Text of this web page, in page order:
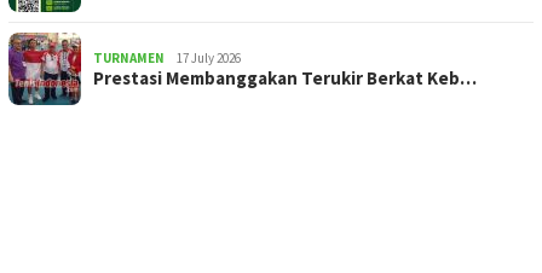
TURNAMEN 17 July 2026
Prestasi Membanggakan Terukir Berkat Keb…